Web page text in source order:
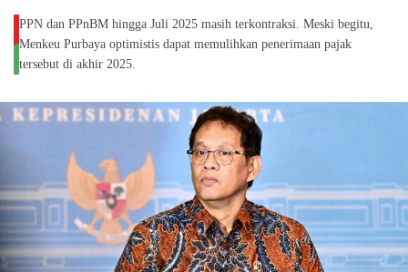
PPN dan PPnBM hingga Juli 2025 masih terkontraksi. Meski begitu,
Menkeu Purbaya optimistis dapat memulihkan penerimaan pajak
tersebut di akhir 2025.